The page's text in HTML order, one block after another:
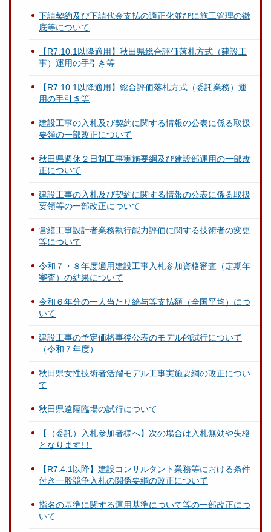
下請契約及び下請代金支払の適正化並びに施工管理の徹
底等について
【R7.10.1以降適用】秋田県総合評価落札方式（建設工
事）運用の手引き等
【R7.10.1以降適用】総合評価落札方式（委託業務）運
用の手引き等
建設工事の入札及び契約に関する情報の公表に係る取扱
要領の一部改正について
秋田県週休２日制工事実施要綱及び建設部運用の一部改
正について
建設工事の入札及び契約に関する情報の公表に係る取扱
要領等の一部改正について
営繕工事設計者業務執行能力評価に関する技術者の変更
等について
令和７・８年度適用建設工事入札参加資格審査（定期年
審査）の結果について
令和６年分の一人当たり給与等支払額（全国平均）につ
いて
建設工事の予定価格事後公表のモデル的試行について
（令和７年度）
秋田県女性技術者活躍モデル工事実施要綱の改正につい
て
秋田県遠隔臨場の試行について
【（委託）入札参加者様へ】次の場合は入札無効や失格
となります!！
【R7.4.1以降】建設コンサルタント業務等における条件
付き一般競争入札の関係要綱の改正について
指名の基準に関する運用基準について等の一部改正につ
いて